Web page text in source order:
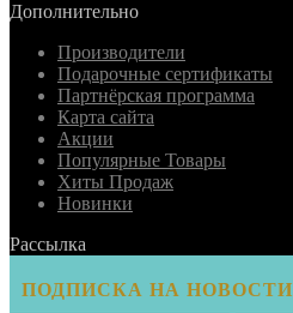
Дополнительно
Производители
Подарочные сертификаты
Партнёрская программа
Карта сайта
Акции
Популярные Товары
Хиты Продаж
Новинки
Рассылка
ПОДПИСКА НА НОВОСТИ